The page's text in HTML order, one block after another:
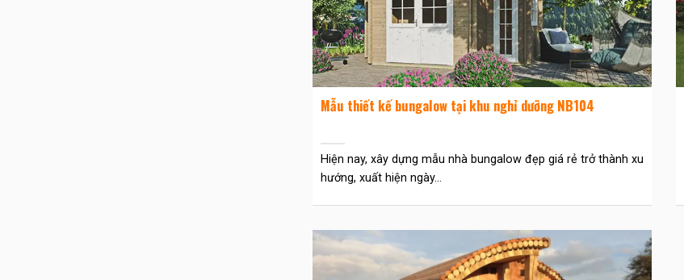
Mẫu thiết kế bungalow tại khu nghỉ dưỡng NB104
Hiện nay, xây dựng mẫu nhà bungalow đẹp giá rẻ trở thành xu
hướng, xuất hiện ngày...